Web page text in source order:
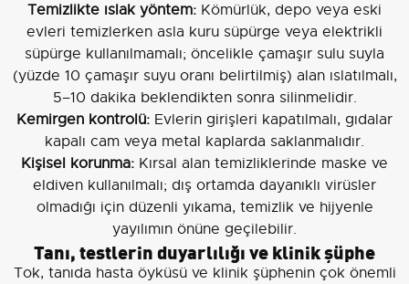
Temizlikte ıslak yöntem: Kömürlük, depo veya eski
evleri temizlerken asla kuru süpürge veya elektrikli
süpürge kullanılmamalı; öncelikle çamaşır sulu suyla
(yüzde 10 çamaşır suyu oranı belirtilmiş) alan ıslatılmalı,
5–10 dakika beklendikten sonra silinmelidir.
Kemirgen kontrolü: Evlerin girişleri kapatılmalı, gıdalar
kapalı cam veya metal kaplarda saklanmalıdır.
Kişisel korunma: Kırsal alan temizliklerinde maske ve
eldiven kullanılmalı; dış ortamda dayanıklı virüsler
olmadığı için düzenli yıkama, temizlik ve hijyenle
yayılımın önüne geçilebilir.
Tanı, testlerin duyarlılığı ve klinik şüphe
Tok, tanıda hasta öyküsü ve klinik şüphenin çok önemli